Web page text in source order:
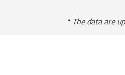
* The data are